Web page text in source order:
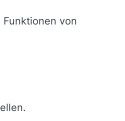
von